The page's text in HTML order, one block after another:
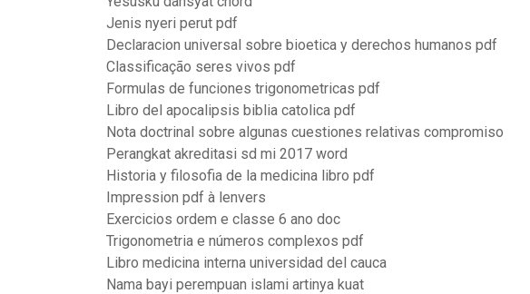
Jenis nyeri perut pdf
Declaracion universal sobre bioetica y derechos humanos pdf
Classificação seres vivos pdf
Formulas de funciones trigonometricas pdf
Libro del apocalipsis biblia catolica pdf
Nota doctrinal sobre algunas cuestiones relativas compromiso
Perangkat akreditasi sd mi 2017 word
Historia y filosofia de la medicina libro pdf
Impression pdf à lenvers
Exercicios ordem e classe 6 ano doc
Trigonometria e números complexos pdf
Libro medicina interna universidad del cauca
Nama bayi perempuan islami artinya kuat